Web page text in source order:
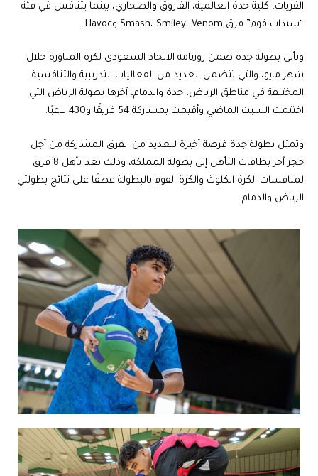
القريات، كلية جدة العالمية، الفاروق والصحاري، بينما يتنافس في فئة
“سيدات فوم” فرق Smash، Smiley، Venom وHavoc.
وتأتي بطولة جدة ضمن روزنامة الاتحاد السعودي لكرة المناورة خلال
شهر مايو، والتي تتضمن العديد من الفعاليات التدريبية والتنافسية
المختلفة في مناطق الرياض، جدة والدمام، آخرها بطولة الرياض التي
اختتمت السبت الماضي وأقيمت بمشاركة 54 فريقًا و430 لاعبًا.
وتمثل بطولة جدة فرصة أخيرة للعديد من الفرق المشاركة من أجل
حجز آخر بطاقات التأهل إلى بطولة المملكة، وذلك بعد تأهل 8 فرق
لمنافسات الكرة الكلوث والكرة الفوم بالبطولة عطفًا على نتائج بطولتي
الرياض والدمام.